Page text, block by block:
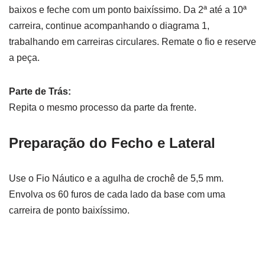
baixos e feche com um ponto baixíssimo. Da 2ª até a 10ª
carreira, continue acompanhando o diagrama 1,
trabalhando em carreiras circulares. Remate o fio e reserve
a peça.
Parte de Trás:
Repita o mesmo processo da parte da frente.
Preparação do Fecho e Lateral
Use o Fio Náutico e a agulha de crochê de 5,5 mm.
Envolva os 60 furos de cada lado da base com uma
carreira de ponto baixíssimo.